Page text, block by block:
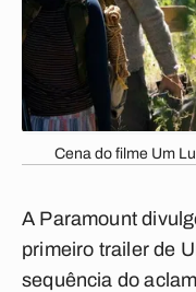
Cena do filme Um
A Paramount
primeiro trailer de
sequência do